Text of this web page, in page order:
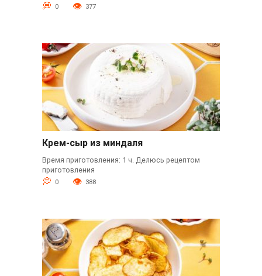
0 377
Крем-сыр из миндаля
Время приготовления: 1 ч. Делюсь рецептом
приготовления
0 388